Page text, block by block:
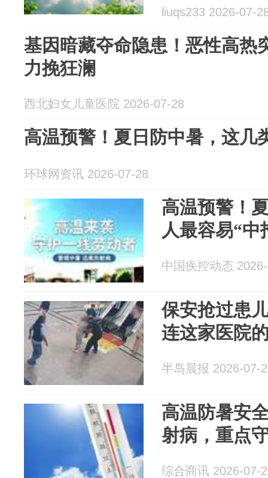
liuqs233 2026-07-
基因暗藏夺命隐患！恶性高热
力挽狂澜
西北妇女儿童医院 2026-07-28
高温预警！夏日防中暑，这几
环球网资讯 2026-07-28
高温预警！
人最容易“中
中国疾控动态
保安抢过患儿一
连这家医院
半岛晨报 2026-07-
高温防暑安
射病，重点
综合商讯 2026-07-